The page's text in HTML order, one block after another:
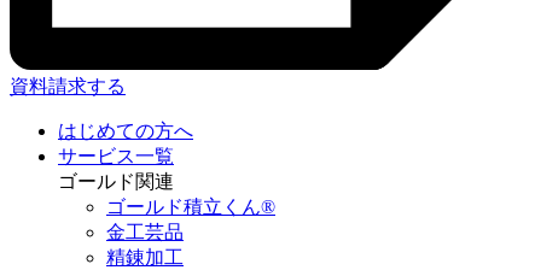
資料請求する
はじめての方へ
サービス一覧
ゴールド関連
ゴールド積立くん®︎
金工芸品
精錬加工